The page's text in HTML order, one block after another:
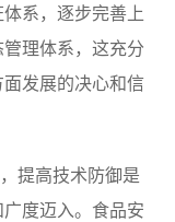
系，逐步完善上
理体系，这充分
发展的决心和信
提高技术防御是
度迈入。食品安